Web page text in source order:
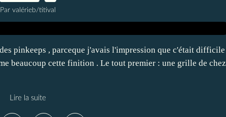
Par valérieb/titival
pinkeeps , parceque j'avais l'impression que c'était difficile
beaucoup cette finition . Le tout premier : une grille de chez
Lire la suite